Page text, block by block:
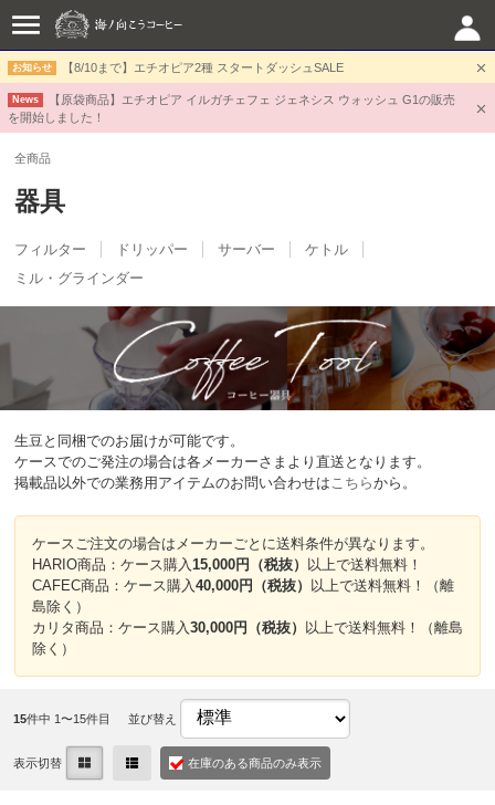
お知らせ 【8/10まで】エチオピア2種 スタートダッシュSALE
News
【原袋商品】エチオピア イルガチェフェ ジェネシス ウォッシュ G1の販売
を開始しました！
全商品
器具
フィルター ドリッパー サーバー
ケトル
ミル・グラインダー
生豆と同梱でのお届けが可能です。
ケースでのご発注の場合は各メーカーさまより直送となります。
掲載品以外での業務用アイテムのお問い合わせは こちらから。
ケースご注文の場合はメーカーごとに送料条件が異なります。
HARIO商品：ケース購入 15,000円（税抜）
以上で送料無料！
CAFEC商品：ケース購入 40,000円（税抜）
以上で送料無料！（離
島除く）
カリタ商品：ケース購入 30,000円（税抜）
以上で送料無料！（離島
除く）
15件中 1〜15件目 並び替え
表示切替 在庫のある商品のみ表示